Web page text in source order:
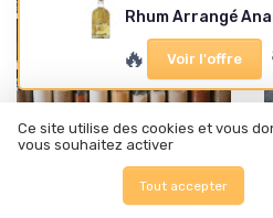
Durabilité des approvisionnement • 18/10/2025
Optimisez votre cuisine avec
des accessoires pour le vrac
Rhum Arrangé
🔥 Voir l'offre
Ce site utilise des cookies et vous
vous souhaitez activer
Tout accepter